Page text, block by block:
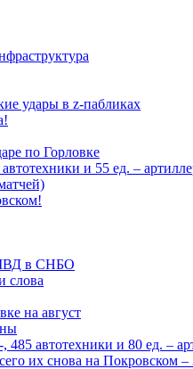
удары в z-пабликах
по Горловке
и 55 ед. –
МВД в СНБО
слова
на август
автотехники и 80 ед. –
их снова на Покровском –